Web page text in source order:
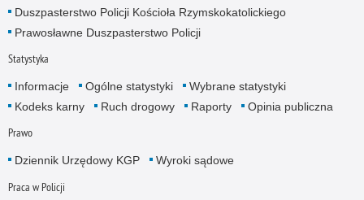
Duszpasterstwo Policji Kościoła Rzymskokatolickiego
Prawosławne Duszpasterstwo Policji
Statystyka
Informacje Ogólne statystyki
Wybrane statystyki
Kodeks karny
Ruch drogowy Raporty Opinia publiczna
Prawo
Dziennik Urzędowy KGP Wyroki sądowe
Praca w Policji